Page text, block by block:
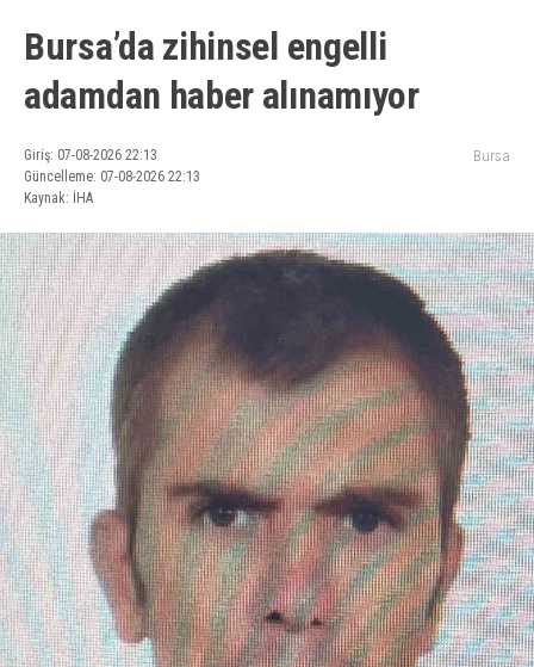
Bursa’da zihinsel engelli
adamdan haber alınamıyor
Giriş: 07-08-2026 22:13
Güncelleme: 07-08-2026 22:13
Kaynak: İHA
Bursa